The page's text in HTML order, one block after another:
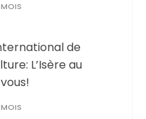
de
L’Isère au